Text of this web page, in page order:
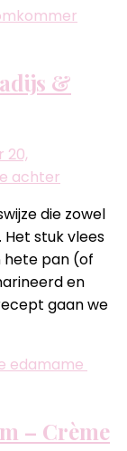
&
20,
achter
van
met
radijs
&
die zowel
stuk vlees
hete pan (of
en
gaan we
– Crème